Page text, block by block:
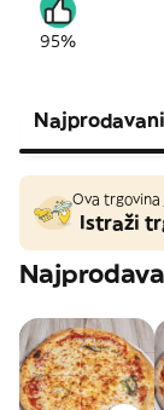
95%
Ova trgovina
Istraži